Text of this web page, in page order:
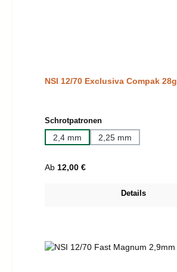
NSI 12/70 Exclusiva Compak 28g
Schrotpatronenauswählen
2,4 mm 2,25 mm
Regulärer Preis:
Ab 12,00 €
Details